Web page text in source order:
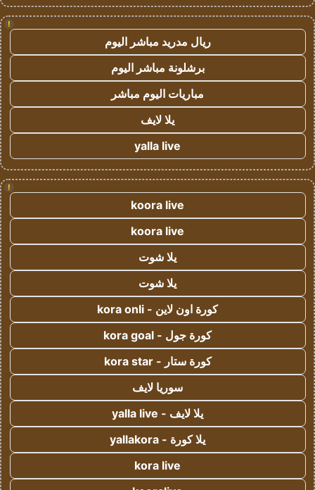
!
ريال مدريد مباشر اليوم
برشلونة مباشر اليوم
مباريات اليوم مباشر
يلا لايف
yalla live
!
koora live
koora live
يلا شوت
يلا شوت
كورة اون لاين - kora onli
كورة جول - kora goal
كورة ستار - kora star
سوريا لايف
يلا لايف - yalla live
يلا كورة - yallakora
kora live